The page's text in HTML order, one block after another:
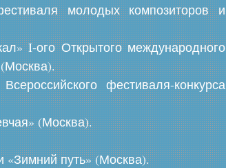
молодых композиторов и
I-ого Открытого международного
фестиваля-конкурса
(Москва).
путь» (Москва).